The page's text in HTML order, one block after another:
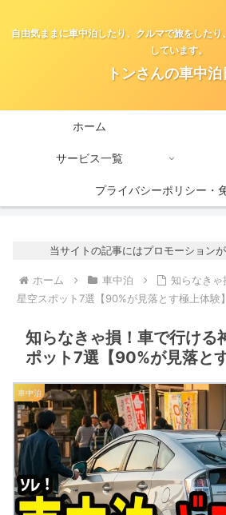
自由気ままに車中泊したり、クルマで旅をした
しています。
トンさんの車中
ホーム
サービス一覧
プライバシーポリシー・
当サイトの記事にはプロモーションが
ホーム 車中泊
知らなき
星空スポット7選【90%が見落とす極上体験】
知らなきゃ損！車で行ける
ポット7選【90%が見落と
車中泊